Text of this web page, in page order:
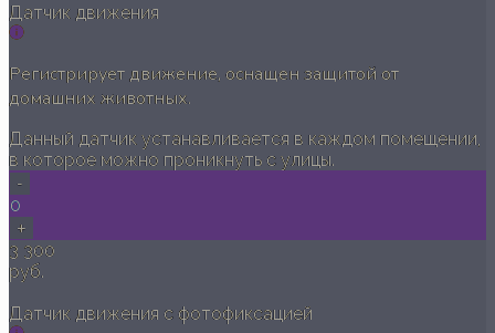
Датчик движения
Регистрирует движение, оснащен защитой от
домашних животных.
Данный датчик устанавливается в каждом помещении,
в которое можно проникнуть с улицы.
-
0
+
3 300
руб.
Датчик движения с фотофиксацией